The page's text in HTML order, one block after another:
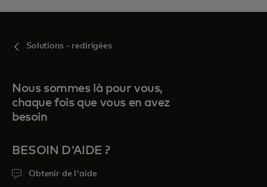
Solutions - redirigées
Nous sommes là pour vous,
chaque fois que vous en avez
besoin
BESOIN D'AIDE ?
Obtenir de l'aide